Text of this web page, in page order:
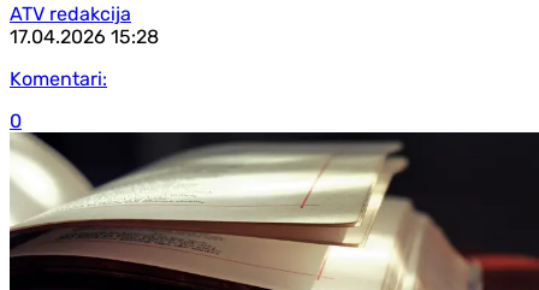
ATV redakcija
17.04.2026 15:28
Komentari:
0